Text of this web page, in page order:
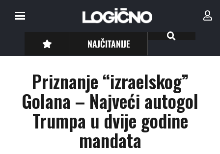
NAJČITANIJE
Priznanje “izraelskog”
Golana – Najveći autogol
Trumpa u dvije godine
mandata